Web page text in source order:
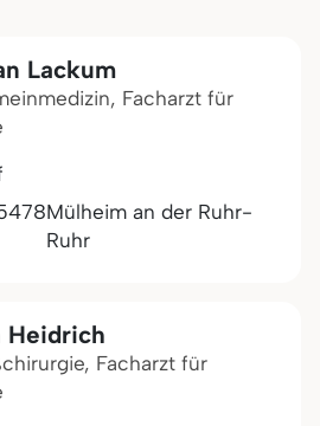
Lackum
Facharzt für
Mülheim an der Ruhr-
Ruhr
Heidrich
Facharzt für